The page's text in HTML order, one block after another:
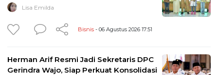
Lisa Emilda
Bisnis - 06 Agustus 2026 17:51
Herman Arif Resmi Jadi Sekretaris DPC
Gerindra Wajo, Siap Perkuat Konsolidasi